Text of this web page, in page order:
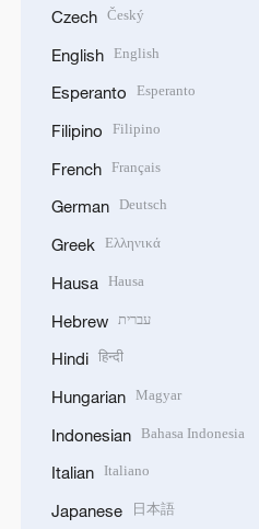
Czech Český
English English
Esperanto Esperanto
Filipino Filipino
French Français
German Deutsch
Greek Ελληνικά
Hausa Hausa
Hebrew עברית
Hindi हिन्दी
Hungarian Magyar
Indonesian Bahasa Indonesia
Italian Italiano
Japanese 日本語